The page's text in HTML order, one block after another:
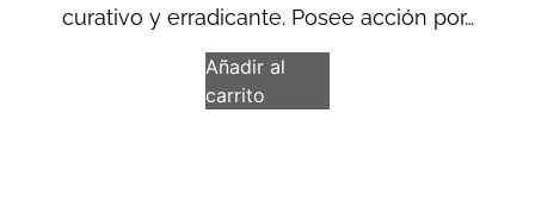
curativo y erradicante. Posee acción por…
Añadir al
carrito